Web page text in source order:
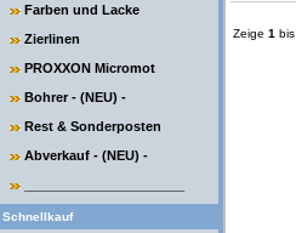
Farben und Lacke
Zierlinen
PROXXON Micromot
Bohrer - (NEU) -
Rest & Sonderposten
Abverkauf - (NEU) -
Schnellkauf
Zeige 1 bis